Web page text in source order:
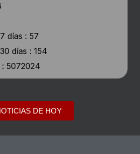
días : 57
días : 154
: 5072024
DE HOY